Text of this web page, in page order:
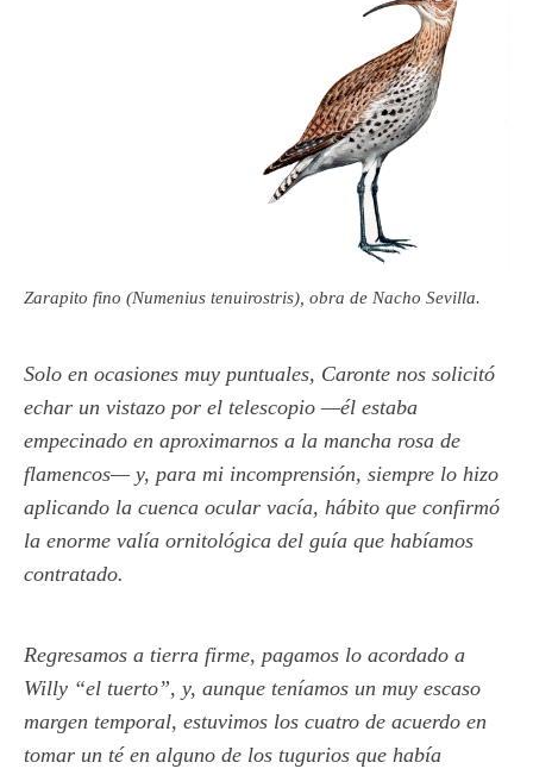
Zarapito fino (Numenius tenuirostris), obra de Nacho Sevilla.
Solo en ocasiones muy puntuales, Caronte nos solicitó
echar un vistazo por el telescopio —él estaba
empecinado en aproximarnos a la mancha rosa de
flamencos— y, para mi incomprensión, siempre lo hizo
aplicando la cuenca ocular vacía, hábito que confirmó
la enorme valía ornitológica del guía que habíamos
contratado.
Regresamos a tierra firme, pagamos lo acordado a
Willy “el tuerto”, y, aunque teníamos un muy escaso
margen temporal, estuvimos los cuatro de acuerdo en
tomar un té en alguno de los tugurios que había